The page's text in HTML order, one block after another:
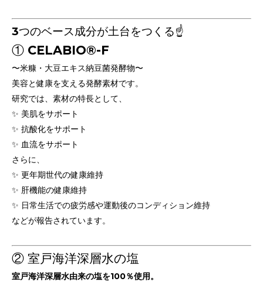
3つのベース成分が土台をつくる☝️
① CELABIO®-F
〜米糠・大豆エキス納豆菌発酵物〜
美容と健康を支える発酵素材です。
研究では、素材の特長として、
✨ 美肌をサポート
✨ 抗酸化をサポート
✨ 血流をサポート
さらに、
✨ 更年期世代の健康維持
✨ 肝機能の健康維持
✨ 日常生活での疲労感や運動後のコンディション維持
などが報告されています。
② 室戸海洋深層水の塩
室戸海洋深層水由来の塩を100％使用。